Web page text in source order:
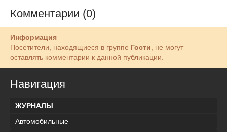
Комментарии (0)
Информация
Посетители, находящиеся в группе Гости, не могут
оставлять комментарии к данной публикации.
Навигация
ЖУРНАЛЫ
Автомобильные